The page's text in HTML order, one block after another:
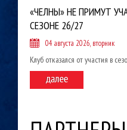
«ЧЕЛНЫ» НЕ ПРИМУТ
СЕЗОНЕ 26/27
04 августа 2026, вторник
Клуб отказался от участия в